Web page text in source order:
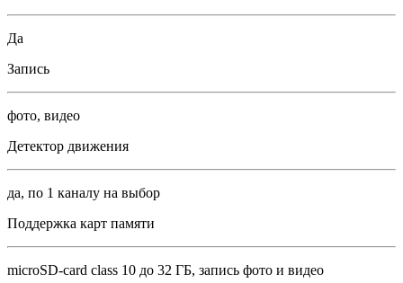
Да
Запись
фото, видео
Детектор движения
да, по 1 каналу на выбор
Поддержка карт памяти
microSD-card class 10 до 32 ГБ, запись фото и видео